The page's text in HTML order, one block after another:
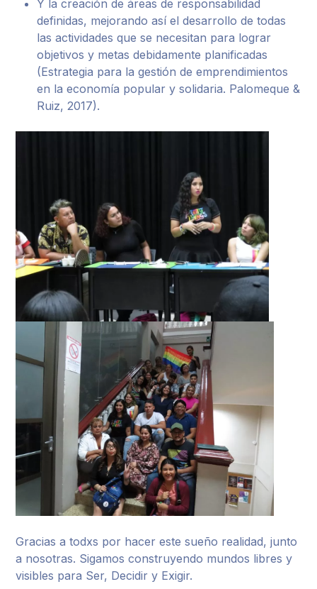
Y la creación de áreas de responsabilidad
definidas, mejorando así el desarrollo de todas
las actividades que se necesitan para lograr
objetivos y metas debidamente planificadas
(Estrategia para la gestión de emprendimientos
en la economía popular y solidaria. Palomeque &
Ruiz, 2017).
Gracias a todxs por hacer este sueño realidad, junto
a nosotras. Sigamos construyendo mundos libres y
visibles para Ser, Decidir y Exigir.